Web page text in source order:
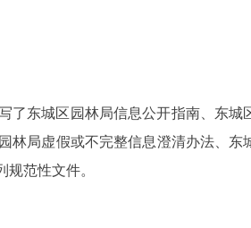
东城区园林局信息公开指南、东城
林局虚假或不完整信息澄清办法、东
范性文件。